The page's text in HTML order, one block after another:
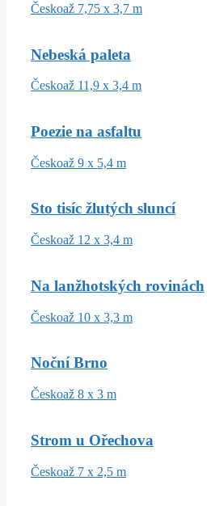
Českoaž 7,75 x 3,7 m
Nebeská paleta
Českoaž 11,9 x 3,4 m
Poezie na asfaltu
Českoaž 9 x 5,4 m
Sto tisíc žlutých sluncí
Českoaž 12 x 3,4 m
Na lanžhotských rovinách
Českoaž 10 x 3,3 m
Noční Brno
Českoaž 8 x 3 m
Strom u Ořechova
Českoaž 7 x 2,5 m